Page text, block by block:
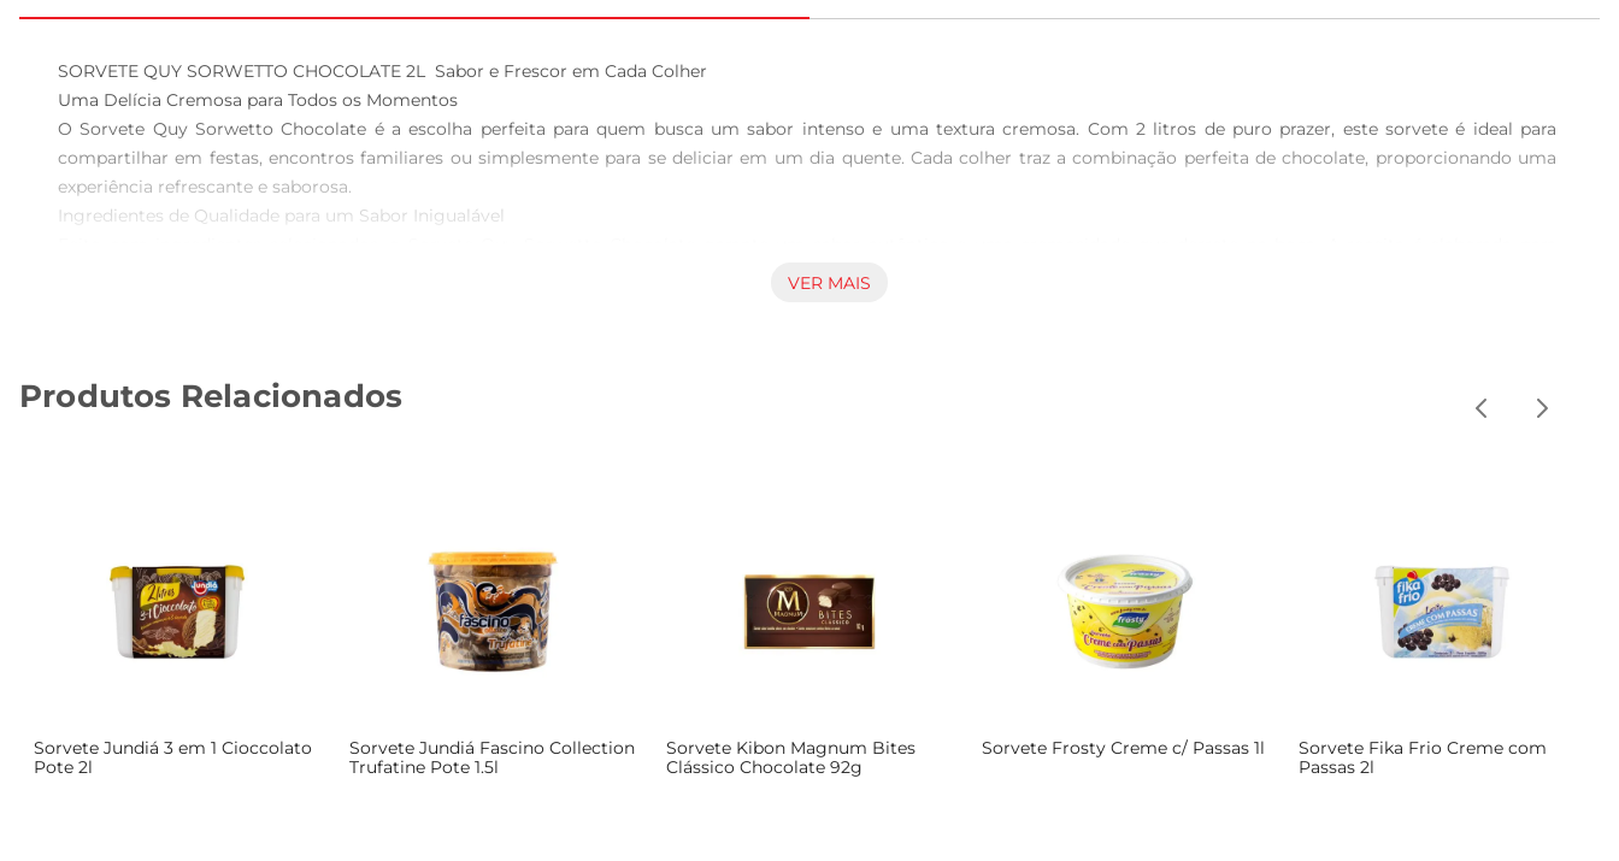
SORVETE QUY SORWETTO CHOCOLATE 2L  Sabor e Frescor em Cada Colher
Uma Delícia Cremosa para Todos os Momentos
O Sorvete Quy Sorwetto Chocolate é a escolha perfeita para quem busca um sabor intenso e uma textura cremosa. Com 2 litros de puro prazer, este sorvete é ideal para
compartilhar em festas, encontros familiares ou simplesmente para se deliciar em um dia quente. Cada colher traz a combinação perfeita de chocolate, proporcionando uma
experiência refrescante e saborosa.
Ingredientes de Qualidade para um Sabor Inigualável
oferecer um equilíbrio perfeito entre a doçura e o amargor do chocolate, tornando cada porção uma verdadeira indulgência. É uma opção que agrada tanto os amantes de
sobremesas, ele se adapta a diferentes ocasiões e paladares. Experimente criar milkshakes ou utilizar como base para deliciosas sobremesas geladas, surpreendendo a todos com
O Sorvete Quy Sorwetto Chocolate é a escolha ideal para quem valoriza qualidade e sabor em cada colherada. Aproveite essa delícia e transforme seus momentos em
experiências inesquecíveis
VER MAIS
Produtos Relacionados
Sorvete Jundiá 3 em 1 Cioccolato
Pote 2l
Sorvete Jundiá Fascino Collection
Trufatine Pote 1.5l
Sorvete Kibon Magnum Bites
Clássico Chocolate 92g
Sorvete Frosty Creme c/ Passas 1l
Sorvete Fika Frio Creme com
Passas 2l